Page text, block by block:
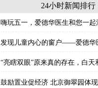
24小时新闻排行
嗨玩五一，爱德华医生和您一起
发现儿童内心的窗户——爱德华
“亮瞎双眼”原来真的存在，白天
鼓励置业促经济 北京御翠园体